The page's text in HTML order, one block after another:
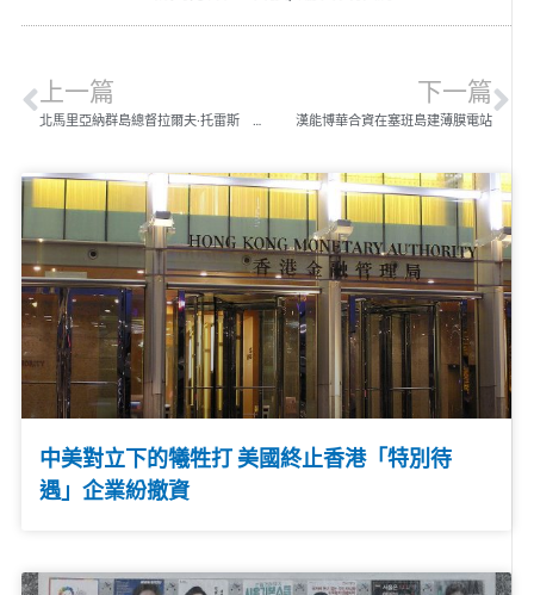
上一篇 下一篇
漢能博華合資在塞班島建薄膜電站
中美對立下的犧牲打 美國終止香港「特別待
遇」企業紛撤資